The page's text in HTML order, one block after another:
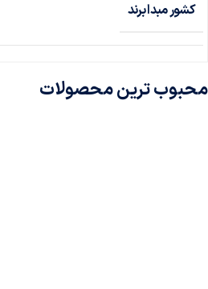
کشور مبدا برند
محبوب ترین محصولات